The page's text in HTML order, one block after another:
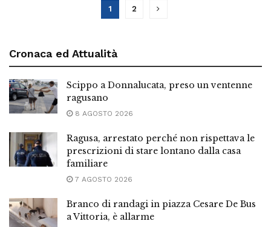
1 2
Cronaca ed Attualità
Scippo a Donnalucata, preso un ventenne
ragusano
8 AGOSTO 2026
Ragusa, arrestato perché non rispettava le
prescrizioni di stare lontano dalla casa
familiare
7 AGOSTO 2026
Branco di randagi in piazza Cesare De Bus
a Vittoria, è allarme